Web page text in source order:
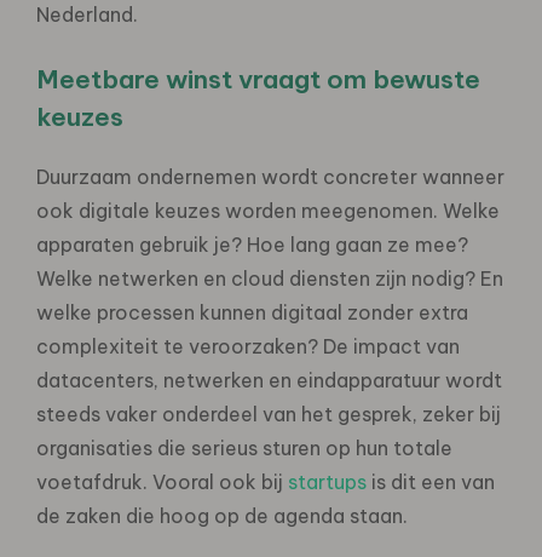
Nederland.
Meetbare winst vraagt om bewuste
keuzes
Duurzaam ondernemen wordt concreter wanneer
ook digitale keuzes worden meegenomen. Welke
apparaten gebruik je? Hoe lang gaan ze mee?
Welke netwerken en cloud diensten zijn nodig? En
welke processen kunnen digitaal zonder extra
complexiteit te veroorzaken? De impact van
datacenters, netwerken en eindapparatuur wordt
steeds vaker onderdeel van het gesprek, zeker bij
organisaties die serieus sturen op hun totale
voetafdruk. Vooral ook bij startups is dit een van
de zaken die hoog op de agenda staan.